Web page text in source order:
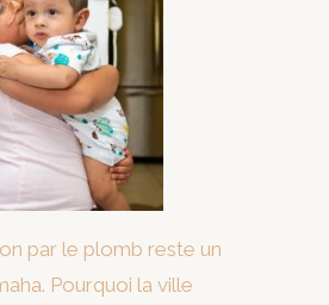
par le plomb reste un
Pourquoi la ville